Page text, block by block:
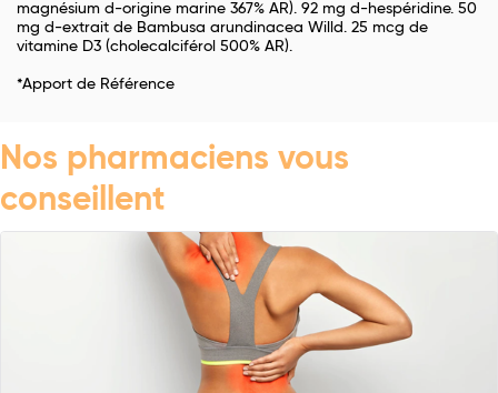
magnésium d-origine marine 367% AR). 92 mg d-hespéridine. 50
mg d-extrait de Bambusa arundinacea Willd. 25 mcg de
vitamine D3 (cholecalciférol 500% AR).
*Apport de Référence
Nos pharmaciens vous
conseillent